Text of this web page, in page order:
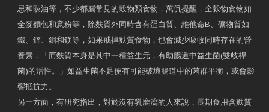
忌和豉油等，不少都屬常見的穀物類食物，萬侃提醒，全穀物食物如
全麥麵包和意粉等，除麩質外同時含有蛋白質、維他命B、礦物質如
鐵、鋅、銅和鎂等，如果戒掉麩質食物，也會減少吸收同時存在的營
養素，「而麩質本身是其中一種益生元，有助腸道中益生菌(雙歧桿
菌)的活性。」如益生菌不足便有可能破壞腸道中的菌群平衡，或會影
響抵抗力。
另一方面，有研究指出，對於沒有乳糜瀉的人來說，長期食用含麩質